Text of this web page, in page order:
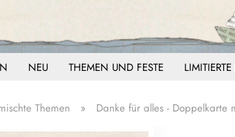
Passwort
NEU THEMEN UND FESTE
Themen » Danke für alles - Doppelkarte